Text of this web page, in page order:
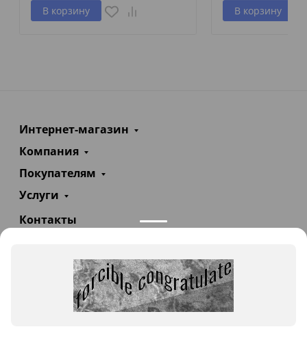
В корзину В корзину
Интернет-магазин
Компания
Покупателям
Услуги
Контакты
info@teploexpert.com
Пн—Сб 09:00 – 18:00